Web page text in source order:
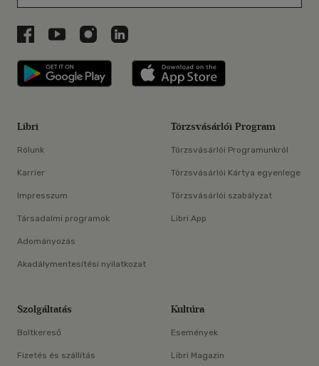
Libri a Facebookon
Libri a Youtube-on
Libri az Instagramon
Libri a LinkedInen
Libri applikáció Szerezd meg: Google
Libri
Rólunk
Karrier
Impresszum
Társadalmi programok
Adományozás
Akadálymentesítési nyilatkozat
Törzsvásárlói Program
Törzsvásárlói Programunkról
Törzsvásárlói Kártya egyenlege
Törzsvásárlói szabályzat
Libri App
Szolgáltatás
Boltkereső
Fizetés és szállítás
Kultúra
Események
Libri Magazin